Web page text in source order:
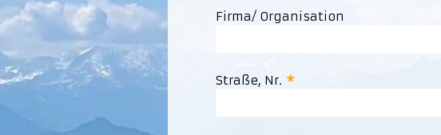
Firma/ Organisation
Straße, Nr.